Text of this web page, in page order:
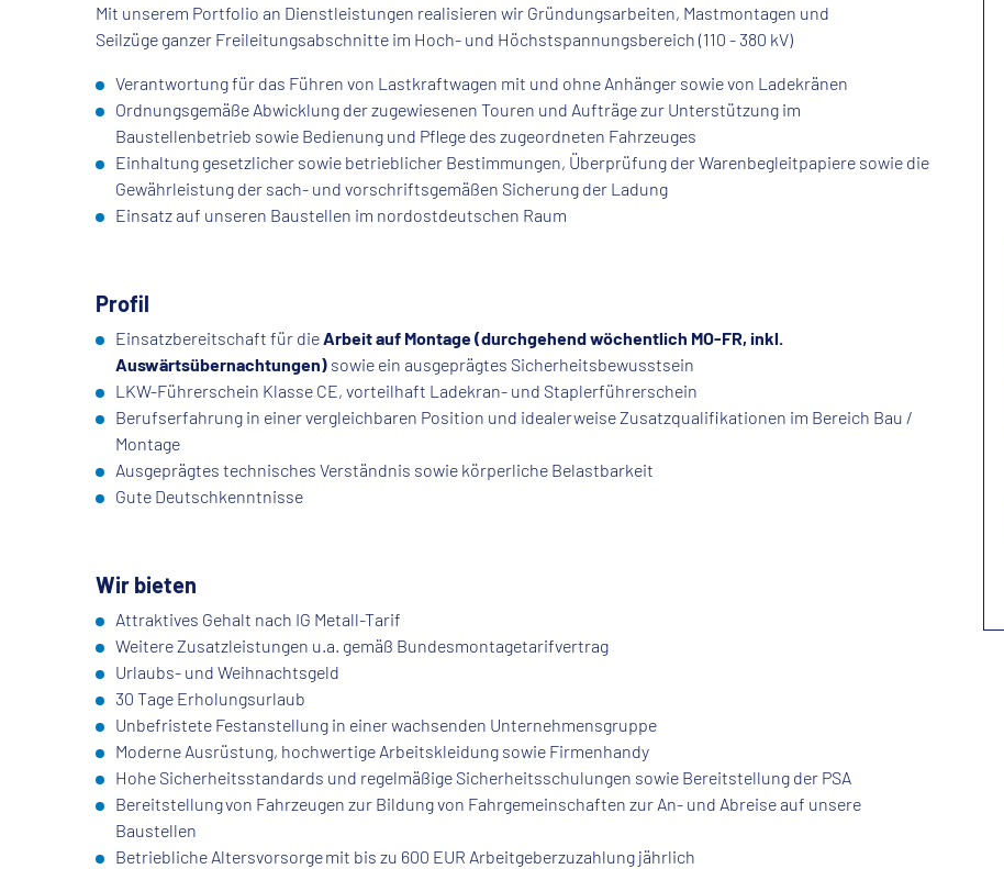
Mit unserem Portfolio an Dienstleistungen realisieren wir Gründungsarbeiten, Mastmontagen und
Seilzüge ganzer Freileitungsabschnitte im Hoch- und Höchstspannungsbereich (110 - 380 kV)
Verantwortung für das Führen von Lastkraftwagen mit und ohne Anhänger sowie von Ladekränen
Ordnungsgemäße Abwicklung der zugewiesenen Touren und Aufträge zur Unterstützung im
Baustellenbetrieb sowie Bedienung und Pflege des zugeordneten Fahrzeuges
Einhaltung gesetzlicher sowie betrieblicher Bestimmungen, Überprüfung der Warenbegleitpapiere sowie die
Gewährleistung der sach- und vorschriftsgemäßen Sicherung der Ladung
Einsatz auf unseren Baustellen im nordostdeutschen Raum
Profil
Einsatzbereitschaft für dieArbeit auf Montage (durchgehend wöchentlich MO-FR, inkl.
Auswärtsübernachtungen) sowie ein ausgeprägtes Sicherheitsbewusstsein
LKW-Führerschein Klasse CE, vorteilhaft Ladekran- und Staplerführerschein
Berufserfahrung in einer vergleichbaren Position und idealerweise Zusatzqualifikationen im Bereich Bau /
Montage
Ausgeprägtes technisches Verständnis sowie körperliche Belastbarkeit
Gute Deutschkenntnisse
Wir bieten
Attraktives Gehalt nach IG Metall-Tarif
Weitere Zusatzleistungen u.a. gemäß Bundesmontagetarifvertrag
Urlaubs- und Weihnachtsgeld
30 Tage Erholungsurlaub
Unbefristete Festanstellung in einer wachsenden Unternehmensgruppe
Moderne Ausrüstung, hochwertige Arbeitskleidung sowie Firmenhandy
Hohe Sicherheitsstandards und regelmäßige Sicherheitsschulungen sowie Bereitstellung der PSA
Bereitstellung von Fahrzeugen zur Bildung von Fahrgemeinschaften zur An- und Abreise auf unsere
Baustellen
Betriebliche Altersvorsorge mit bis zu 600 EUR Arbeitgeberzuzahlung jährlich